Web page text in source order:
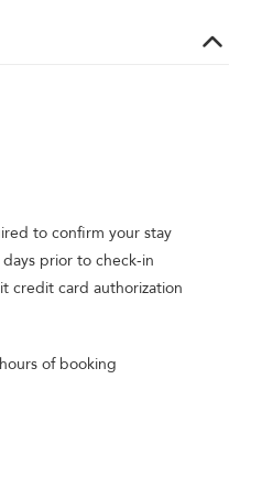
to confirm your stay
prior to check-in
credit card authorization
of booking